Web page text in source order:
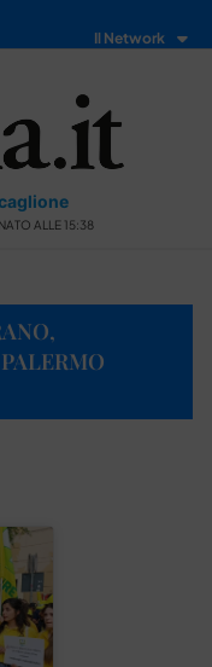
Il Network
ALLE 15:38